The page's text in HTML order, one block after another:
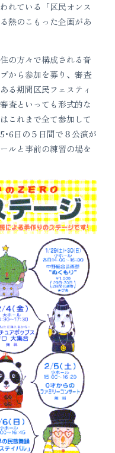
れている「区民オンス
熱のこもった企画があ
の方々で構成される音
から参加を募り、審査
る期間区民フェスティ
査といっても形式的な
これまで全て参加して
･6日の５日間で８公演が
ルと事前の練習の場を